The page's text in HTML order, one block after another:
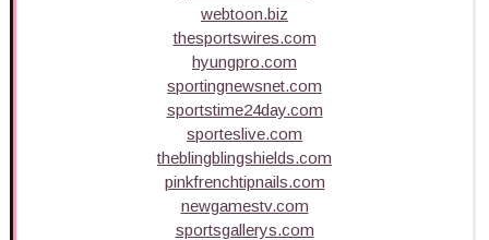
webtoon.biz
thesportswires.com
hyungpro.com
sportingnewsnet.com
sportstime24day.com
sporteslive.com
theblingblingshields.com
pinkfrenchtipnails.com
newgamestv.com
sportsgallerys.com